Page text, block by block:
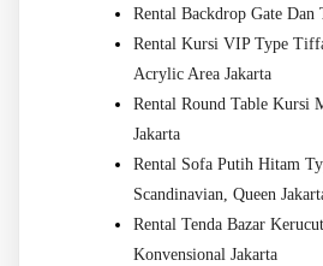
Rental Backdrop Gate Dan
Rental Kursi VIP Type
Acrylic Area Jakarta
Rental Round Table Kursi
Jakarta
Rental Sofa Putih Hitam
Scandinavian, Queen
Rental Tenda Bazar
Konvensional Jakarta